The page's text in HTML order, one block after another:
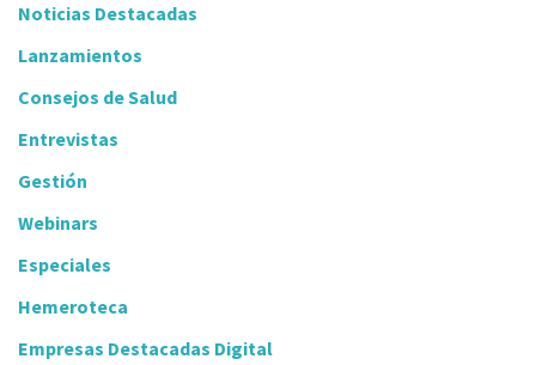
Noticias Destacadas
Lanzamientos
Consejos de Salud
Entrevistas
Gestión
Webinars
Especiales
Hemeroteca
Empresas Destacadas Digital